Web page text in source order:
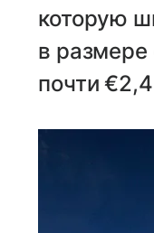
которую
в
почти